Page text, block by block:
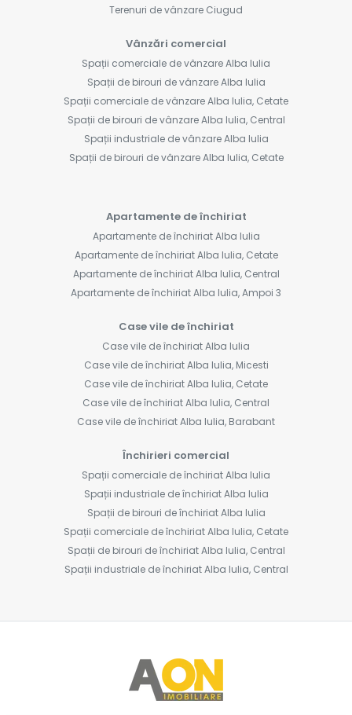
Terenuri de vânzare Ciugud
Vânzări comercial
Spații comerciale de vânzare Alba Iulia
Spații de birouri de vânzare Alba Iulia
Spații comerciale de vânzare Alba Iulia, Cetate
Spații de birouri de vânzare Alba Iulia, Central
Spații industriale de vânzare Alba Iulia
Spații de birouri de vânzare Alba Iulia, Cetate
Apartamente de închiriat
Apartamente de închiriat Alba Iulia
Apartamente de închiriat Alba Iulia, Cetate
Apartamente de închiriat Alba Iulia, Central
Apartamente de închiriat Alba Iulia, Ampoi 3
Case vile de închiriat
Case vile de închiriat Alba Iulia
Case vile de închiriat Alba Iulia, Micesti
Case vile de închiriat Alba Iulia, Cetate
Case vile de închiriat Alba Iulia, Central
Case vile de închiriat Alba Iulia, Barabant
Închirieri comercial
Spații comerciale de închiriat Alba Iulia
Spații industriale de închiriat Alba Iulia
Spații de birouri de închiriat Alba Iulia
Spații comerciale de închiriat Alba Iulia, Cetate
Spații de birouri de închiriat Alba Iulia, Central
Spații industriale de închiriat Alba Iulia, Central